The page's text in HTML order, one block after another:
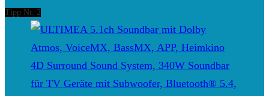
Tipp Nr. 2